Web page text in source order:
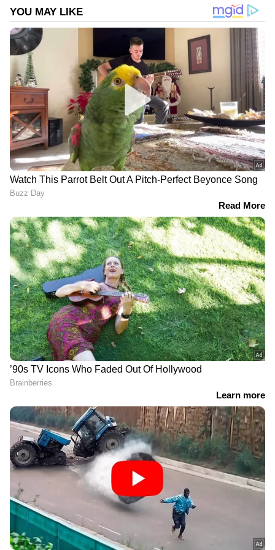
DOWNLOAD APP
RECOMMENDED STORIES
ഫിഷറീസ് മന്ത്രിക്ക് മറുപടി
പറയാന്‍ കഴിവുകേടോ?
പിണറായിയുടെ
പരാമർശത്തില്‍
നിയമസഭയില്‍ ബഹളം
മദ്യനയ വിവാദം: പ്രതിപക്ഷം
ശക്തമായ നിലപാട്
എടുക്കണം; ധനകാര്യ ബില്ല്
അവതരിപ്പിക്കുന്നുണ്ടെങ്കിൽ
നികുതി നിർദേശം
ഒഴിവാക്കണമെന്ന് എ കെ
ബാലൻ